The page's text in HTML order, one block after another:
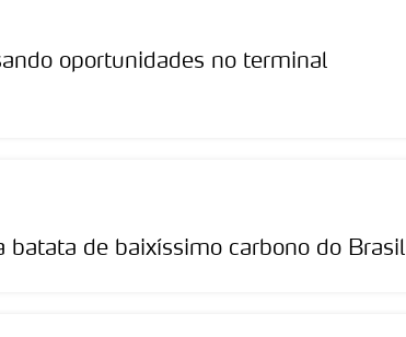
oportunidades no terminal
batata de baixíssimo carbono do Brasil